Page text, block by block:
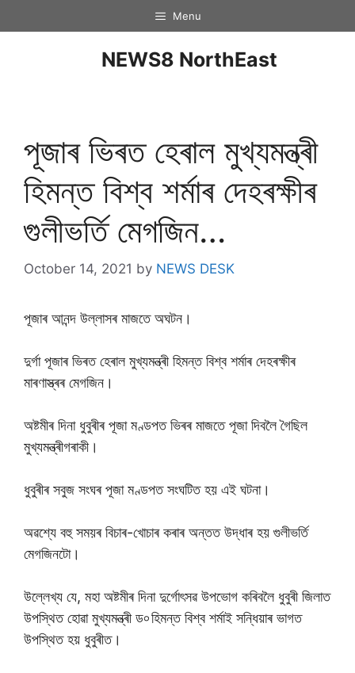
Menu
NEWS8 NorthEast
পূজাৰ ভিৰত হেৰাল মুখ্যমন্ত্ৰী
হিমন্ত বিশ্ব শৰ্মাৰ দেহৰক্ষীৰ
গুলীভৰ্তি মেগজিন…
October 14, 2021 by NEWS DESK
পূজাৰ আনন্দ উল্লাসৰ মাজতে অঘটন।
দুৰ্গা পূজাৰ ভিৰত হেৰাল মুখ্যমন্ত্ৰী হিমন্ত বিশ্ব শৰ্মাৰ দেহৰক্ষীৰ
মাৰণাস্ত্ৰৰ মেগজিন।
অষ্টমীৰ দিনা ধুবুৰীৰ পূজা মণ্ডপত ভিৰৰ মাজতে পূজা দিবলৈ গৈছিল
মুখ্যমন্ত্ৰীগৰাকী।
ধুবুৰীৰ সবুজ সংঘৰ পূজা মণ্ডপত সংঘটিত হয় এই ঘটনা।
অৱশ্যে বহু সময়ৰ বিচাৰ-খোচাৰ কৰাৰ অন্তত উদ্ধাৰ হয় গুলীভৰ্তি
মেগজিনটো।
উল্লেখ্য যে, মহা অষ্টমীৰ দিনা দুৰ্গোৎসৱ উপভোগ কৰিবলৈ ধুবুৰী জিলাত
উপস্থিত হোৱা মুখ্যমন্ত্ৰী ড৹ হিমন্ত বিশ্ব শৰ্মাই সন্ধিয়াৰ ভাগত
উপস্থিত হয় ধুবুৰীত।